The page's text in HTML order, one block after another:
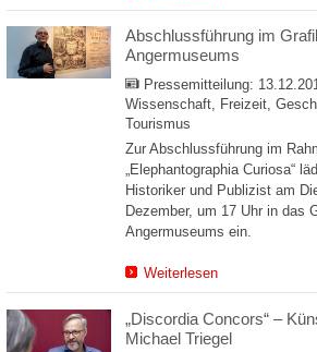
Abschlussführung im
Angermuseums
Pressemitteilung:
Wissenschaft, Freizeit,
Tourismus
Zur Abschlussführung im
„Elephantographia Curiosa“
Historiker und Publizist am
Dezember, um 17 Uhr in das
Angermuseums ein.
Weiterlesen
„Discordia Concors“ –
Michael Triegel